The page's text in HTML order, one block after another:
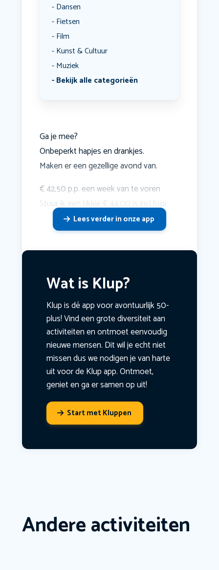
Dansen
Fietsen
Film
Kunst & Cultuur
Muziek
Bekijk alle categorieën
Ga je mee?
Onbeperkt hapjes en drankjes.
Maken er een gezellige avond van.
€ 42,50 p.p. een week van te voren
Stuur ik een tikkie € 44.00 is incl.fooi
Lees verder in onze app
Wat is Klup?
Klup is dé app voor avontuurlijk 50-
plus! Vind een grote diversiteit aan
activiteiten en ontmoet eenvoudig
nieuwe mensen. Dit wil je echt niet
missen dus we nodigen je van harte
uit voor de Klup app. Ontmoet,
geniet en ga er samen op uit!
Start met Kluppen
Andere activiteiten